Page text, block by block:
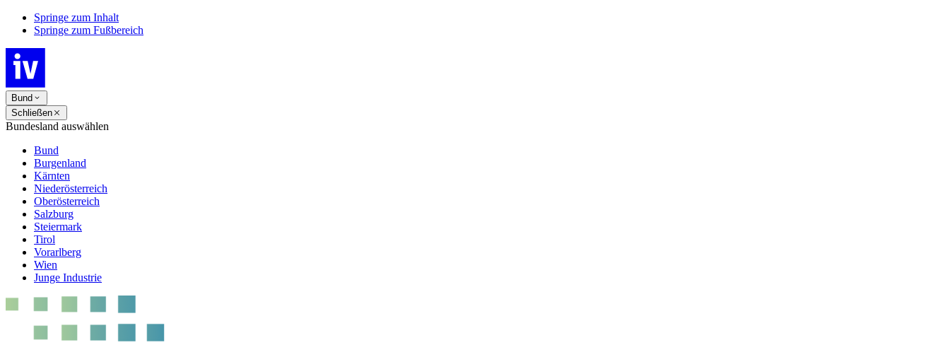
Springe zum Inhalt
Springe zum Fußbereich
Bund
Schließen
Bundesland auswählen
Bund
Burgenland
Kärnten
Niederösterreich
Oberösterreich
Salzburg
Steiermark
Tirol
Vorarlberg
Wien
Junge Industrie